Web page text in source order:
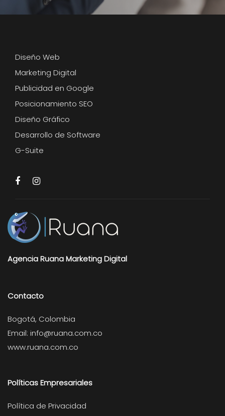
Diseño Web
Marketing Digital
Publicidad en Google
Posicionamiento SEO
Diseño Gráfico
Desarrollo de Software
G-Suite
Agencia Ruana Marketing Digital
Contacto
Bogotá, Colombia
Email: info@ruana.com.co
www.ruana.com.co
Políticas Empresariales
Política de Privacidad